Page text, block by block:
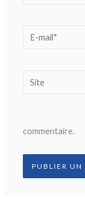
E-
Site
commentaire.